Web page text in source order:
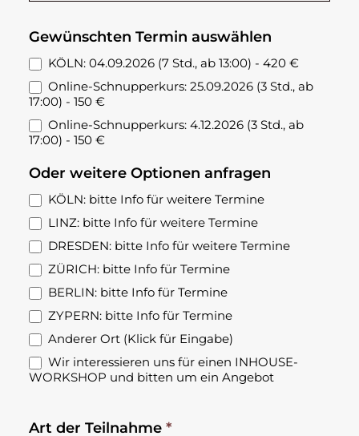
Gewünschten Termin auswählen
KÖLN: 04.09.2026 (7 Std., ab 13:00) - 420 €
Online-Schnupperkurs: 25.09.2026 (3 Std., ab
17:00) - 150 €
Online-Schnupperkurs: 4.12.2026 (3 Std., ab
17:00) - 150 €
Oder weitere Optionen anfragen
KÖLN: bitte Info für weitere Termine
LINZ: bitte Info für weitere Termine
DRESDEN: bitte Info für weitere Termine
ZÜRICH: bitte Info für Termine
BERLIN: bitte Info für Termine
ZYPERN: bitte Info für Termine
Anderer Ort (Klick für Eingabe)
Anderer Ort (Klick für Eingabe)
Wir interessieren uns für einen INHOUSE-
WORKSHOP und bitten um ein Angebot
Art der Teilnahme *